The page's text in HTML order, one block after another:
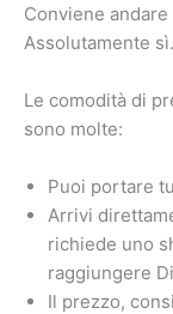
Conviene
Assolutamente sì.
Le comodità di
sono molte:
Puoi portare
Arrivi
richiede uno
raggiungere
Il prezzo,